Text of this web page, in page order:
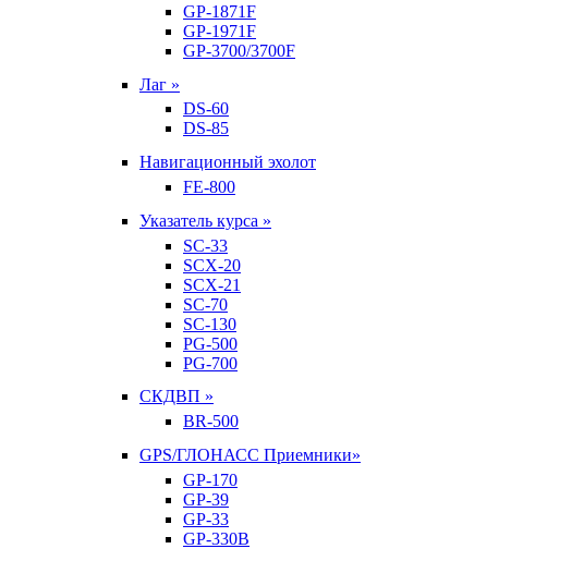
GP-1871F
GP-1971F
GP-3700/3700F
Лаг »
DS-60
DS-85
Навигационный эхолот
FE-800
Указатель курса »
SC-33
SCX-20
SCX-21
SC-70
SC-130
PG-500
PG-700
СКДВП »
BR-500
GPS/ГЛОНАСС Приемники»
GP-170
GP-39
GP-33
GP-330B